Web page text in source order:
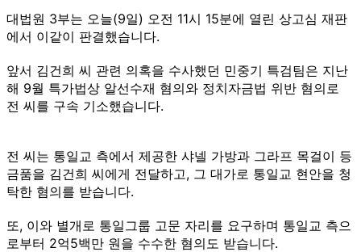
대법원 3부는 오늘(9일) 오전 11시 15분에 열린 상고심 재판
에서 이같이 판결했습니다.
앞서 김건희 씨 관련 의혹을 수사했던 민중기 특검팀은 지난
해 9월 특가법상 알선수재 혐의와 정치자금법 위반 혐의로
전 씨를 구속 기소했습니다.
전 씨는 통일교 측에서 제공한 샤넬 가방과 그라프 목걸이 등
금품을 김건희 씨에게 전달하고, 그 대가로 통일교 현안을 청
탁한 혐의를 받습니다.
또, 이와 별개로 통일그룹 고문 자리를 요구하며 통일교 측으
로부터 2억5백만 원을 수수한 혐의도 받습니다.